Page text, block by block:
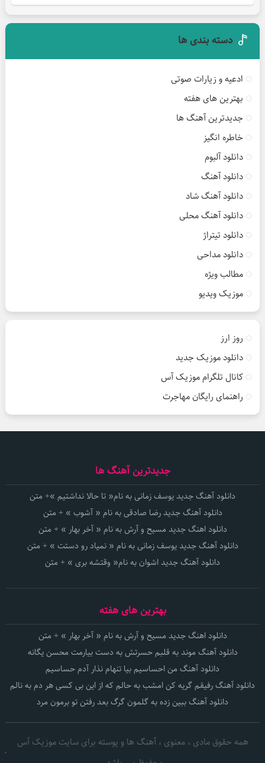
دسته بندی ها
ادعیه و زیارات صوتی
بهترین های هفته
جدیدترین آهنگ ها
خاطره انگیز
دانلود آلبوم
دانلود آهنگ
دانلود آهنگ شاد
دانلود آهنگ محلی
دانلود تیتراژ
دانلود مداحی
مطالب ویژه
موزیک ویدیو
روز ارز
دانلود موزیک جدید
کانال تلگرام موزیک آس
راهنمای رایگان مهاجرت
جدیدترین آهنگ ها
دانلود آهنگ جدید یوسف زمانی به نام« تا حالا نداشتیم »+ متن
دانلود آهنگ جدید رضا صادقی به نام « آشوب » + متن
دانلود اهنگ جدید مسیح و آرش به نام « آخر بهار » + متن
دانلود آهنگ جدید یوسف زمانی به نام « نمیاد رو دستت » + متن
دانلود آهنگ جدید اشوان به نام« وقتشه بری » + متن
بهترین های هفته
دانلود اهنگ جدید مسیح و آرش به نام « آخر بهار » + متن
دانلود آهنگ موند به قلبم حسرتش به دست بیارمت محسن یگانه
دانلود آهنگ من احساسیم بیا تنهام نذار آدم حساسیم
دانلود آهنگ رفیقم گریه کن امشب به حالم که از این بی کسی هر دم به نالم
دانلود آهنگ ببین زده به گلمون گرگ بعد رفتن تو برمون مرد
همه حقوق مادی ، معنوی ، آهنگ ها و پوسته برای سایت موزیک آس